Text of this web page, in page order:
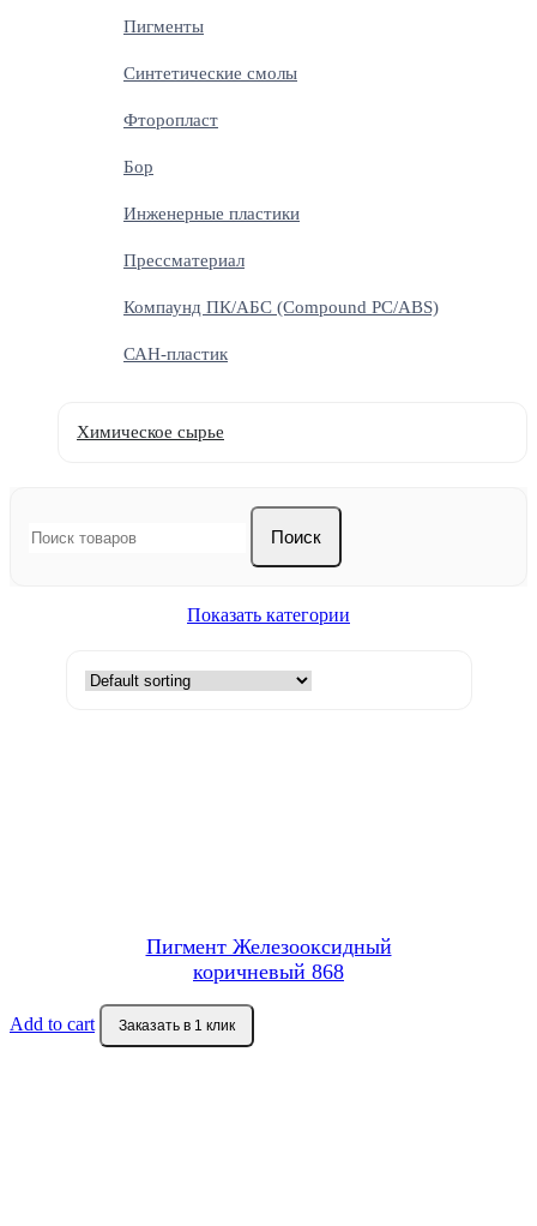
Пигменты
Синтетические смолы
Фторопласт
Бор
Инженерные пластики
Прессматериал
Компаунд ПК/АБС (Compound PC/ABS)
САН-пластик
Химическое сырье
Поиск
Показать категории
Пигмент Железооксидный
коричневый 868
Add to cart Заказать в 1 клик